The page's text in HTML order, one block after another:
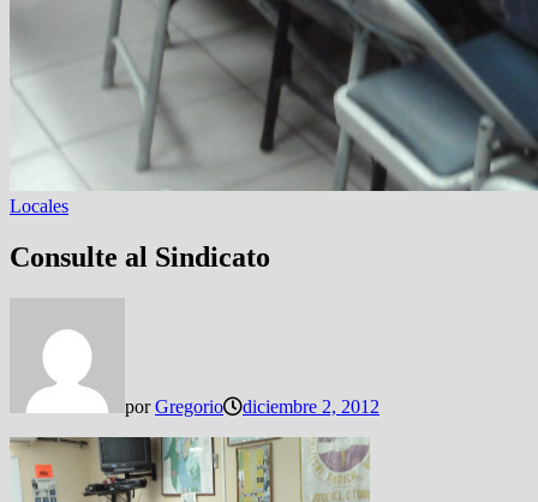
Locales
Consulte al Sindicato
porGregorio diciembre 2, 2012